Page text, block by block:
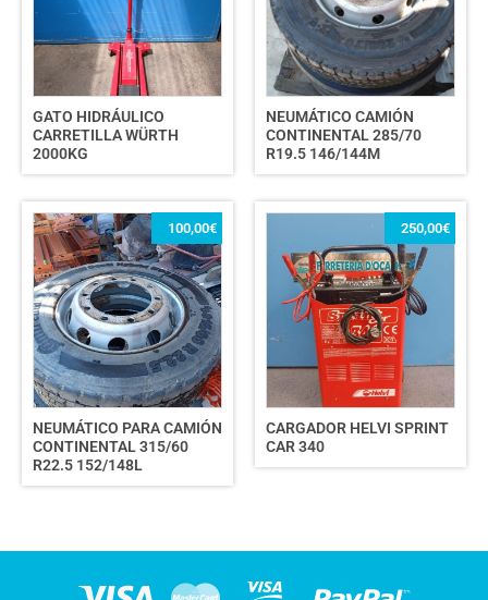
GATO HIDRÁULICO
CARRETILLA WÜRTH
2000KG
NEUMÁTICO CAMIÓN
CONTINENTAL 285/70
R19.5 146/144M
NEUMÁTICO PARA CAMIÓN
CONTINENTAL 315/60
R22.5 152/148L
100,00€
CARGADOR HELVI SPRINT
CAR 340
250,00€